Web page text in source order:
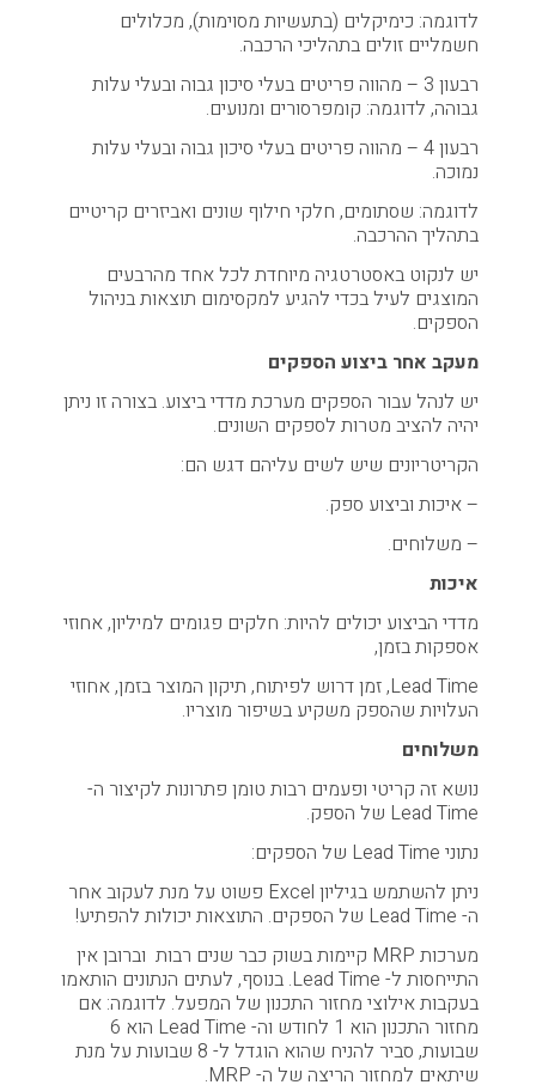
לדוגמה: כימיקלים (בתעשיות מסוימות), מכלולים
חשמליים זולים בתהליכי הרכבה.
רבעון 3 – מהווה פריטים בעלי סיכון גבוה ובעלי עלות
גבוהה, לדוגמה: קומפרסורים ומנועים.
רבעון 4 – מהווה פריטים בעלי סיכון גבוה ובעלי עלות
נמוכה.
לדוגמה: שסתומים, חלקי חילוף שונים ואביזרים קריטיים
בתהליך ההרכבה.
יש לנקוט באסטרטגיה מיוחדת לכל אחד מהרבעים
המוצגים לעיל בכדי להגיע למקסימום תוצאות בניהול
הספקים.
מעקב אחר ביצוע הספקים
יש לנהל עבור הספקים מערכת מדדי ביצוע. בצורה זו ניתן
יהיה להציב מטרות לספקים השונים.
הקריטריונים שיש לשים עליהם דגש הם:
– איכות וביצוע ספק.
– משלוחים.
איכות
מדדי הביצוע יכולים להיות: חלקים פגומים למיליון, אחוזי
אספקות בזמן,
Lead Time, זמן דרוש לפיתוח, תיקון המוצר בזמן, אחוזי
העלויות שהספק משקיע בשיפור מוצריו.
משלוחים
נושא זה קריטי ופעמים רבות טומן פתרונות לקיצור ה-
Lead Time של הספק.
נתוני Lead Time של הספקים:
ניתן להשתמש בגיליון Excel פשוט על מנת לעקוב אחר
ה- Lead Time של הספקים. התוצאות יכולות להפתיע!
מערכות MRP קיימות בשוק כבר שנים רבות וברובן אין
התייחסות ל- Lead Time. בנוסף, לעתים הנתונים הותאמו
בעקבות אילוצי מחזור התכנון של המפעל. לדוגמה: אם
מחזור התכנון הוא 1 לחודש וה- Lead Time הוא 6
שבועות, סביר להניח שהוא הוגדל ל- 8 שבועות על מנת
שיתאים למחזור הריצה של ה- MRP.